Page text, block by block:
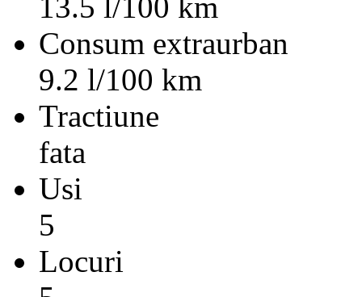
13.5 l/100 km
Consum extraurban
9.2 l/100 km
Tractiune
fata
Usi
5
Locuri